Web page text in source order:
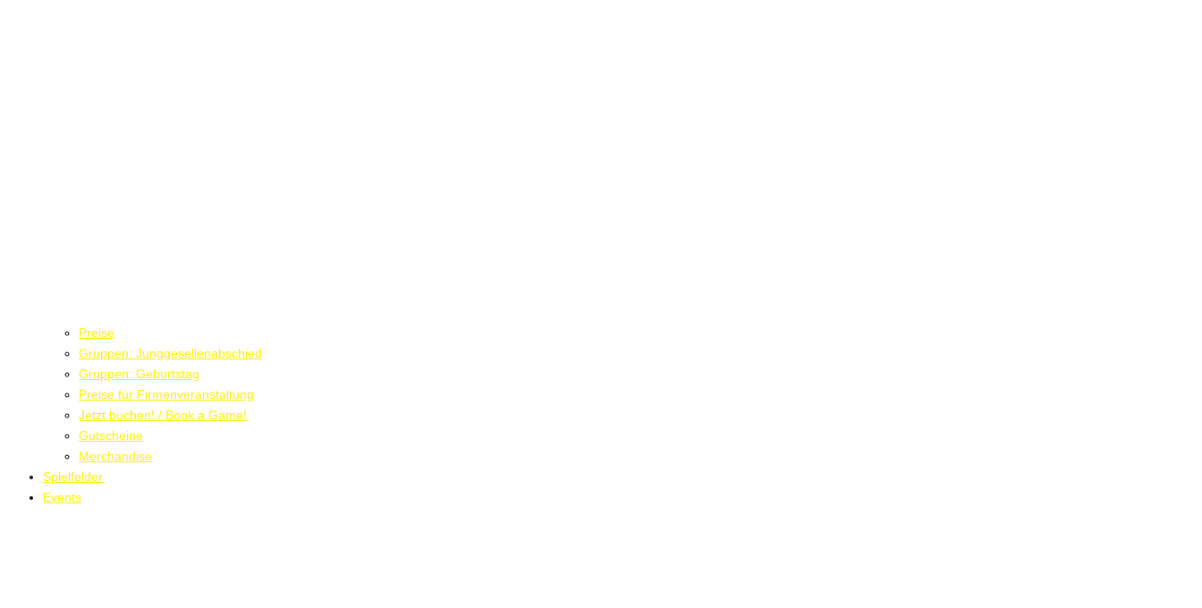
Preise
Gruppen: Junggesellenabschied
Gruppen: Geburtstag
Preise für Firmenveranstaltung
Jetzt buchen! / Book a Game!
Gutscheine
Merchandise
Spielfelder
Events